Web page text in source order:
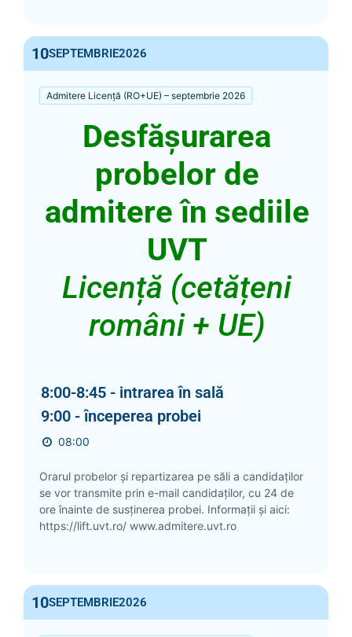
10SEPTEMBRIE2026
Admitere Licență (RO+UE) – septembrie 2026
Desfășurarea
probelor de
admitere în sediile
UVT
Licență (cetățeni
români + UE)
8:00-8:45 - intrarea în sală
9:00 - începerea probei
08:00
Orarul probelor și repartizarea pe săli a candidaților
se vor transmite prin e-mail candidaților, cu 24 de
ore înainte de susținerea probei. Informații și aici:
https://lift.uvt.ro/ www.admitere.uvt.ro
10SEPTEMBRIE2026